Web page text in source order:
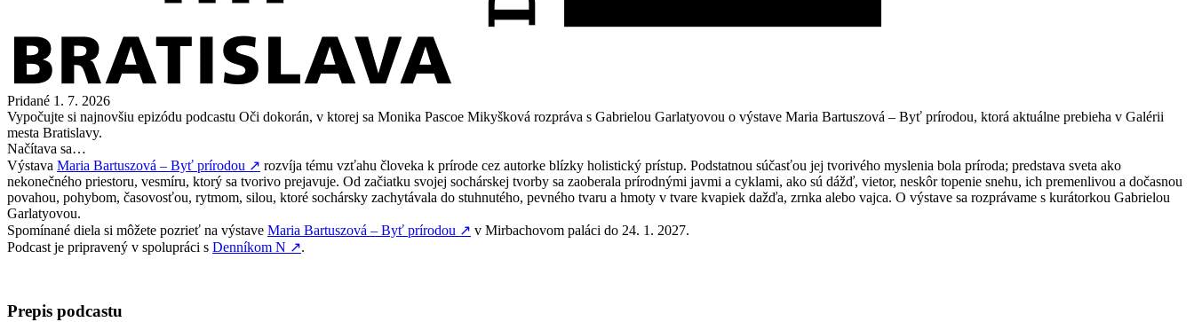
Pridané 1. 7. 2026
Vypočujte si najnovšiu epizódu podcastu Oči dokorán, v ktorej sa Monika Pascoe Mikyšková rozpráva s Gabrielou Garlatyovou o výstave Maria Bartuszová – Byť prírodou, ktorá aktuálne prebieha v Galérii
mesta Bratislavy.
Načítava sa…
Výstava Maria Bartuszová – Byť prírodou ↗ rozvíja tému vzťahu človeka k prírode cez autorke blízky holistický prístup. Podstatnou súčasťou jej tvorivého myslenia bola príroda; predstava sveta ako
nekonečného priestoru, vesmíru, ktorý sa tvorivo prejavuje. Od začiatku svojej sochárskej tvorby sa zaoberala prírodnými javmi a cyklami, ako sú dážď, vietor, neskôr topenie snehu, ich premenlivou a dočasnou
povahou, pohybom, časovosťou, rytmom, silou, ktoré sochársky zachytávala do stuhnutého, pevného tvaru a hmoty v tvare kvapiek dažďa, zrnka alebo vajca. O výstave sa rozprávame s kurátorkou Gabrielou
Garlatyovou.
Spomínané diela si môžete pozrieť na výstave Maria Bartuszová – Byť prírodou ↗ v Mirbachovom paláci do 24. 1. 2027.
Podcast je pripravený v spolupráci s Denníkom N ↗.
Prepis podcastu